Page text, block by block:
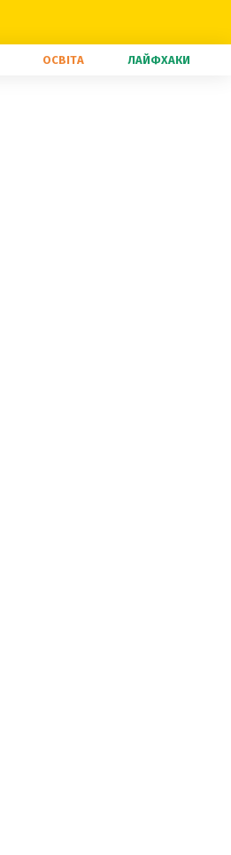
ОСВІТА ЛАЙФХАКИ